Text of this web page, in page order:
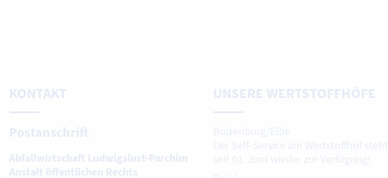
KONTAKT
Postanschrift
Abfallwirtschaft Ludwigslust-Parchim
Anstalt öffentlichen Rechts
UNSERE WERTSTOFFHÖFE
Boizenburg/Elbe
Der Self-Service am Wertstoffhof steht
seit 01. Juni wieder zur Verfügung!